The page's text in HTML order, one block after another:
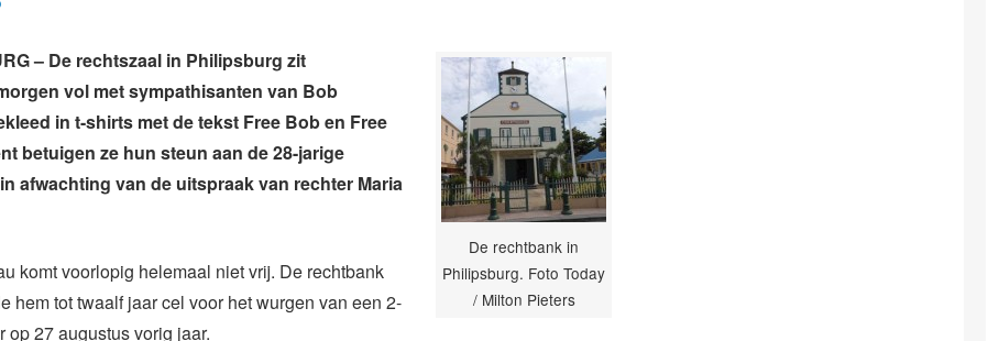
De rechtbank in
Philipsburg. Foto Today
/ Milton Pieters
– De rechtszaal in Philipsburg zit
vol met sympathisanten van Bob
in t-shirts met de tekst Free Bob en Free
betuigen ze hun steun aan de 28-jarige
afwachting van de uitspraak van rechter Maria
komt voorlopig helemaal niet vrij. De rechtbank
hem tot twaalf jaar cel voor het wurgen van een 2-
op 27 augustus vorig jaar.